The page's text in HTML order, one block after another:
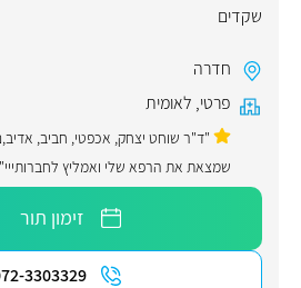
שקדים
חדרה
פרטי, לאומית
"ד"ר שוחט יצחק, אכפטי, חביב,
שמצאת את הרפא שלי ואמליץ לחברותייי"
זימון תור
3303329